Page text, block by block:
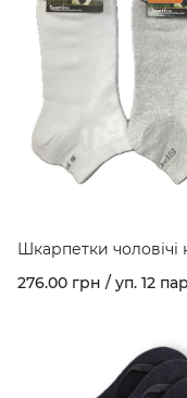
Шкарпетки чоловічі
276.00 грн / уп. 12 пар